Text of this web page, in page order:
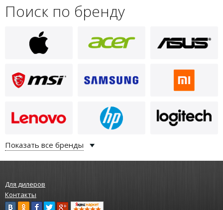
3 390i
Поиск по бренду
Показать все бренды
Для дилеров
Контакты